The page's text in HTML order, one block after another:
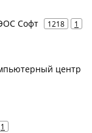
Софт 1218 1
центр
1